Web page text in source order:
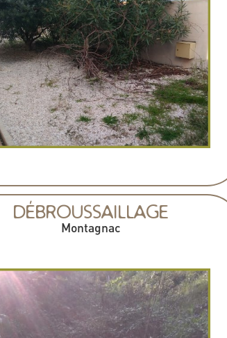
DÉBROUSSAILLAGE
Montagnac